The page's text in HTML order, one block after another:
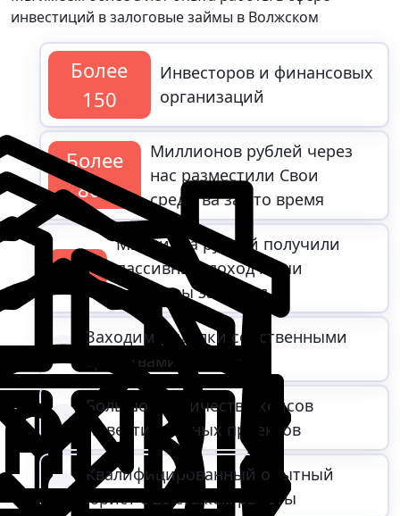
инвестиций в залоговые займы в Волжском
Более
150
Инвесторов и финансовых
организаций
Более
800
Миллионов рублей через
нас разместили Свои
средства за это время
32
Миллиона рублей получили
пассивный доход наши
партнеры за 25 год
Заходим в сделки собственными
средствами
Большое количество кейсов
инвестиционных проектов
Квалифицированный опытный
юрист с 20 стажем работы